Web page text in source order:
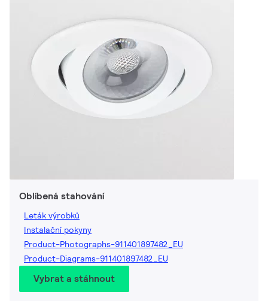
Oblíbená stahování
Leták výrobků
Instalační pokyny
Product-Photographs-911401897482_EU
Product-Diagrams-911401897482_EU
Vybrat a stáhnout